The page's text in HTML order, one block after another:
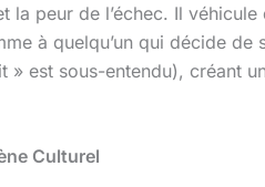
peur de l’échec. Il
à quelqu’un qui décide
» est sous-entendu), créant
Culturel